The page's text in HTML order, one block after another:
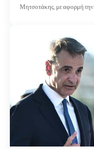
Μητσοτάκης, με αφορμή την…